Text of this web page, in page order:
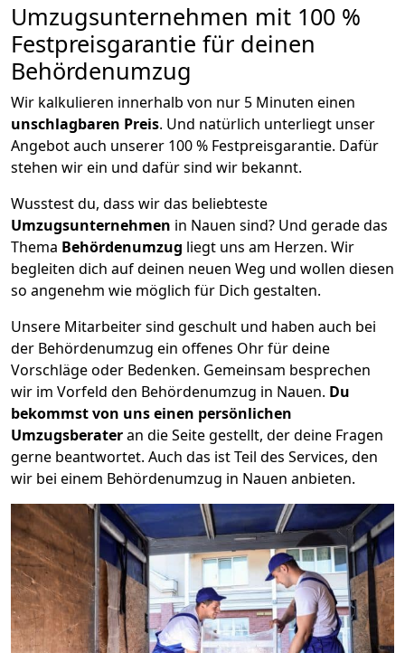
Umzugsunternehmen mit 100 %
Festpreisgarantie für deinen
Behördenumzug
Wir kalkulieren innerhalb von nur 5 Minuten einen
unschlagbaren Preis. Und natürlich unterliegt unser
Angebot auch unserer 100 % Festpreisgarantie. Dafür
stehen wir ein und dafür sind wir bekannt.
Wusstest du, dass wir das beliebteste
Umzugsunternehmen in Nauen sind? Und gerade das
Thema Behördenumzug liegt uns am Herzen. Wir
begleiten dich auf deinen neuen Weg und wollen diesen
so angenehm wie möglich für Dich gestalten.
Unsere Mitarbeiter sind geschult und haben auch bei
der Behördenumzug ein offenes Ohr für deine
Vorschläge oder Bedenken. Gemeinsam besprechen
wir im Vorfeld den Behördenumzug in Nauen. Du
bekommst von uns einen persönlichen
Umzugsberateran die Seite gestellt, der deine Fragen
gerne beantwortet. Auch das ist Teil des Services, den
wir bei einem Behördenumzug in Nauen anbieten.